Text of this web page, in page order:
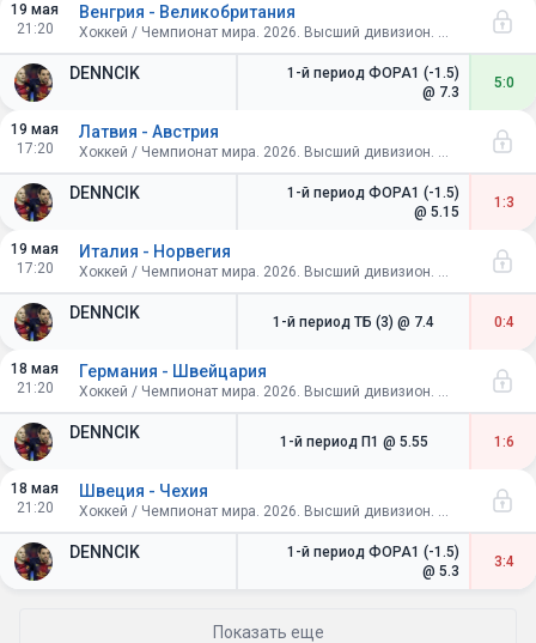
19 мая
21:20
DENNCIK
Венгрия - Великобритания
Хоккей / Чемпионат мира. 2026. Высший дивизион. Швейцария. Групповой этап
1-й период ФОРА1 (-1.5)
@ 7.3
5:0
19 мая
17:20
DENNCIK
Латвия - Австрия
Хоккей / Чемпионат мира. 2026. Высший дивизион. Швейцария. Групповой этап
1-й период ФОРА1 (-1.5)
@ 5.15
1:3
19 мая
17:20
DENNCIK
Италия - Норвегия
Хоккей / Чемпионат мира. 2026. Высший дивизион. Швейцария. Групповой этап
1-й период ТБ (3) @ 7.4 0:4
18 мая
21:20
DENNCIK
Германия - Швейцария
Хоккей / Чемпионат мира. 2026. Высший дивизион. Швейцария. Групповой этап
1-й период П1 @ 5.55 1:6
18 мая
21:20
DENNCIK
Швеция - Чехия
Хоккей / Чемпионат мира. 2026. Высший дивизион. Швейцария. Групповой этап
1-й период ФОРА1 (-1.5)
@ 5.3
3:4
Показать еще